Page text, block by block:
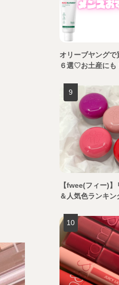
オリーブヤング
６選♡お土産にも
【fwee(フィー)
＆人気色ランキン